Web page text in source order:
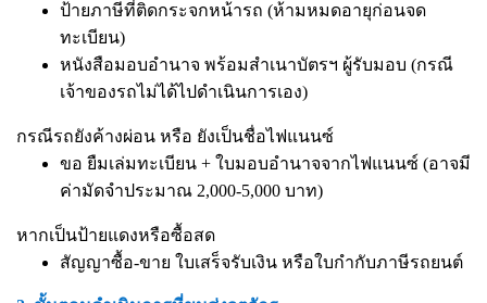
ป้ายภาษีที่ติดกระจกหน้ารถ (ห้ามหมดอายุก่อนจด
ทะเบียน)
หนังสือมอบอำนาจ พร้อมสำเนาบัตรฯ ผู้รับมอบ (กรณี
เจ้าของรถไม่ได้ไปดำเนินการเอง)
กรณีรถยังค้างผ่อน หรือ ยังเป็นชื่อไฟแนนซ์
ขอ ยืมเล่มทะเบียน + ใบมอบอำนาจจากไฟแนนซ์ (อาจมี
ค่ามัดจำประมาณ 2,000-5,000 บาท)
หากเป็นป้ายแดงหรือซื้อสด
สัญญาซื้อ-ขาย ใบเสร็จรับเงิน หรือใบกำกับภาษีรถยนต์